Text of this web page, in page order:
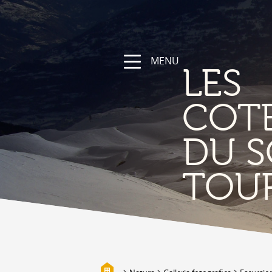
NATURA
La regione
Sentieri escursionistici e sportivi
Vallese a bici
Montagna
Galleria fotografica
MENU
LES
DU